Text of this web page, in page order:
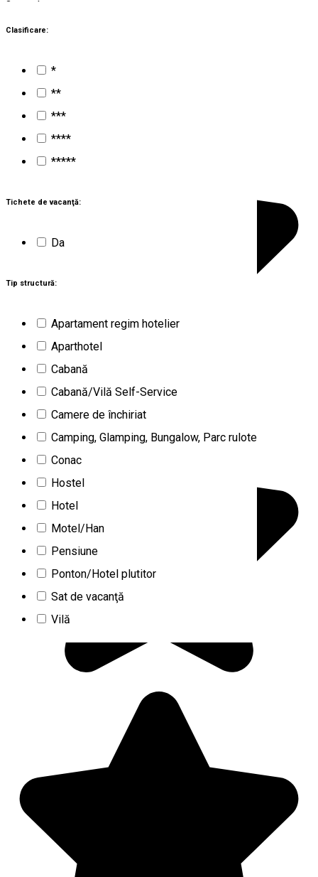
Clasificare:
*
**
***
****
*****
Tichete de vacanţă:
Da
Tip structură:
Apartament regim hotelier
Aparthotel
Cabană
Cabană/Vilă Self-Service
Camere de închiriat
Camping, Glamping, Bungalow, Parc rulote
Conac
Hostel
Hotel
Motel/Han
Pensiune
Ponton/Hotel plutitor
Sat de vacanţă
Vilă
3
rezultate
Poiana Braşov (BV)
Cabana Postăvaru - Julius Römer